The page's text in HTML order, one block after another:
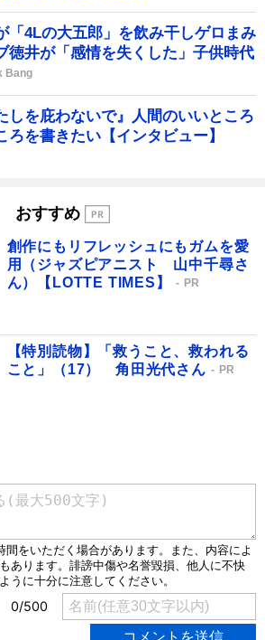
「4Lの大五郎」を飲み干しゲロまみ
井が「感情を失くした」子供時代
Bang
しを庇わないで』人間のいいところ
ろを書きたい【インタビュー】
おすすめ
創作にもリフレッシュにもガムを愛
用（ジャズピアニスト 山中千尋さ
ん）【LOTTE TIMES】
PR
【特別読物】「救うこと、救われる
こと」（17） 角田光代さん
PR